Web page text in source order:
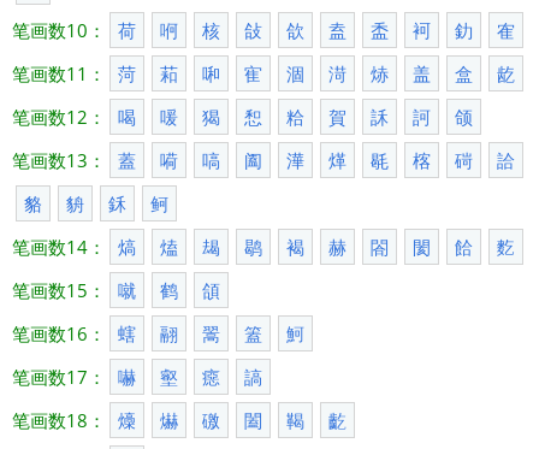
笔画数10：
荷 哬 核 敆 欱 盍 盉 袔 釛
隺
笔画数11：
菏 萂 啝 寉 涸 渮 焃 盖 盒
龁
笔画数12：
喝 喛 猲 惒 粭 賀 訸 訶
颌
笔画数13：
蓋 嗬 嗃 阖 澕 煂 毼 楁 碋
詥
貉
貈 鉌
鲄
笔画数14：
熇 熆 朅 鹖 褐 赫 閤 閡 餄
麧
笔画数15：
噈 鹤
頜
笔画数16：
螛 翮 翯 篕
魺
笔画数17：
嚇 壑 癋
謞
笔画数18：
燺 爀 礉 闔 鞨
齕